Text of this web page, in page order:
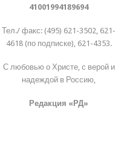
41001994189694
Тел./ факс: (495) 621-3502, 621-
4618 (по подписке), 621-4353.
С любовью о Христе, с верой и
надеждой в Россию,
Редакция «РД»